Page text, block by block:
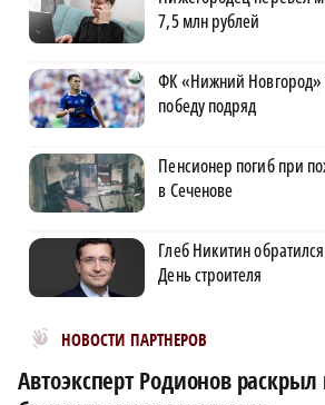
7,5 млн рублей
ФК «Нижний Новгород»
победу подряд
Пенсионер погиб при
в Сеченове
Глеб Никитин
День строителя
НОВОСТИ ПАРТНЕРОВ
Новости МирТесен
Автоэксперт Родионов